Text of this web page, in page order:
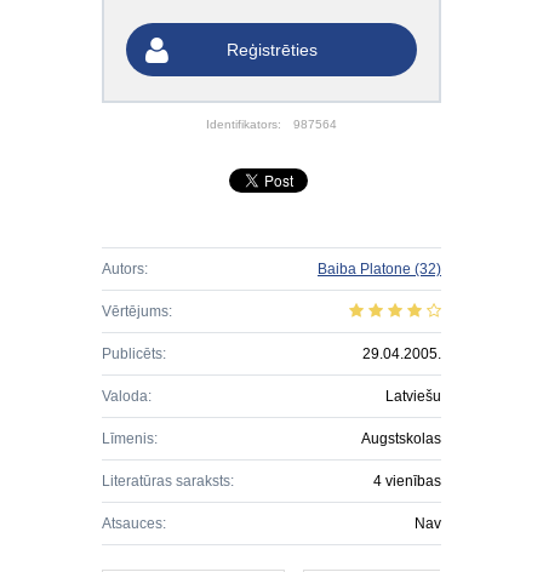
Reģistrēties
Identifikators: 987564
Autors: Baiba Platone (32)
Vērtējums:
Publicēts: 29.04.2005.
Valoda: Latviešu
Līmenis: Augstskolas
Literatūras saraksts: 4 vienības
Atsauces: Nav